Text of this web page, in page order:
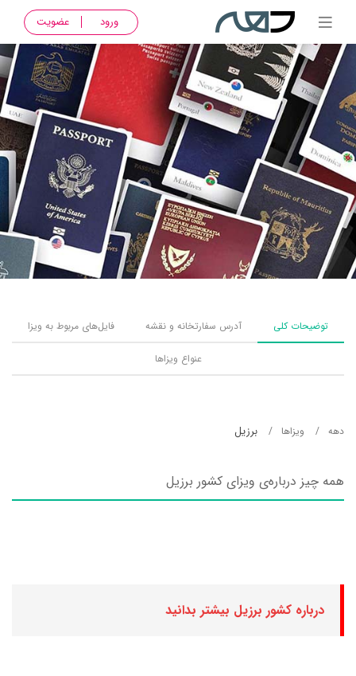
ورود عضویت
توضیحات کلی آدرس سفارتخانه و نقشه فایل‌های مربوط به ویزا
عنواع ویزاها
دهه ویزاها برزیل
همه چیز درباره‌ی ویزای کشور برزیل
درباره کشور برزیل بیشتر بدانید